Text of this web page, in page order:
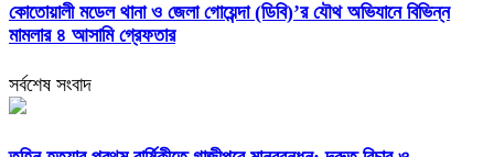
কোতোয়ালী মডেল থানা ও জেলা গোয়েন্দা (ডিবি)’র যৌথ অভিযানে বিভিন্ন
মামলার ৪ আসামি গ্রেফতার
সর্বশেষ সংবাদ